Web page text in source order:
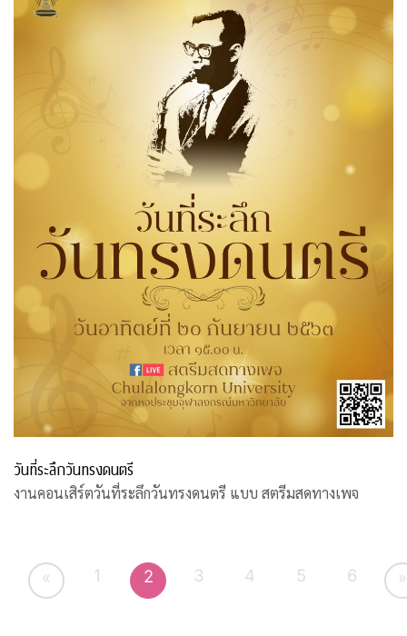
วันที่ระลึกวันทรงดนตรี
งานคอนเสิร์ตวันที่ระลึกวันทรงดนตรี แบบ สตรีมสดทางเพจ
« 1 2 3 4 5 6 »